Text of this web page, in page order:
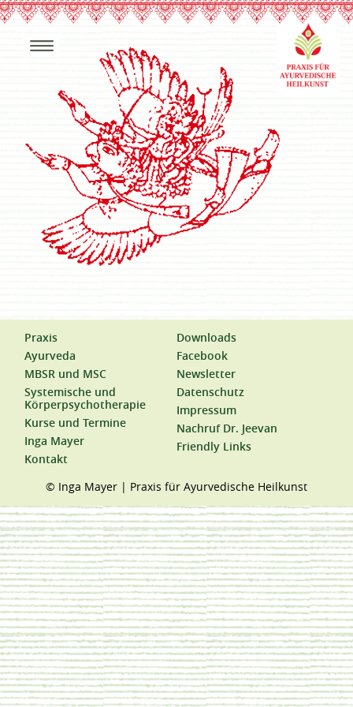
Praxis
Ayurveda
MBSR und MSC
Systemische und
Körperpsychotherapie
Kurse und Termine
Inga Mayer
Kontakt
Downloads
Facebook
Newsletter
Datenschutz
Impressum
Nachruf Dr. Jeevan
Friendly Links
© Inga Mayer | Praxis für Ayurvedische Heilkunst